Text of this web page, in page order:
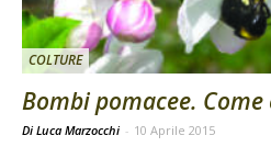
COLTURE
Bombi pomacee. Come
Di Luca Marzocchi - 10 Aprile 2015